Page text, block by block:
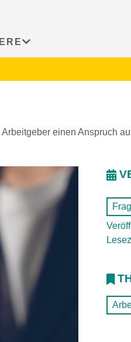
einen Anspruch